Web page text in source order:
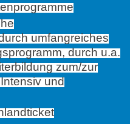
umfangreiches
durch u.a.
zum/zur
und